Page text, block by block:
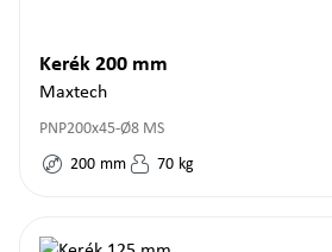
Kerék 200 mm
Maxtech
PNP200x45-Ø8 MS
200 mm 70 kg